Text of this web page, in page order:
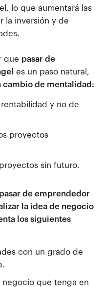
lo que aumentará las
la inversión y de
que pasar de
es un paso natural,
cambio de mentalidad:
y no de
proyectos
sin futuro.
pasar de emprendedor
la idea de negocio
los siguientes
con un grado de
que tenga en